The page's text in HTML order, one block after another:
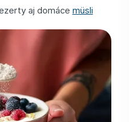
aj domáce müsli